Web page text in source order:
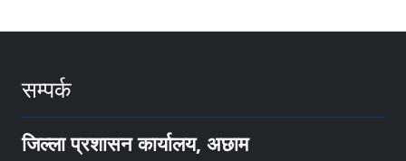
सम्पर्क
जिल्ला प्रशासन कार्यालय, अछाम